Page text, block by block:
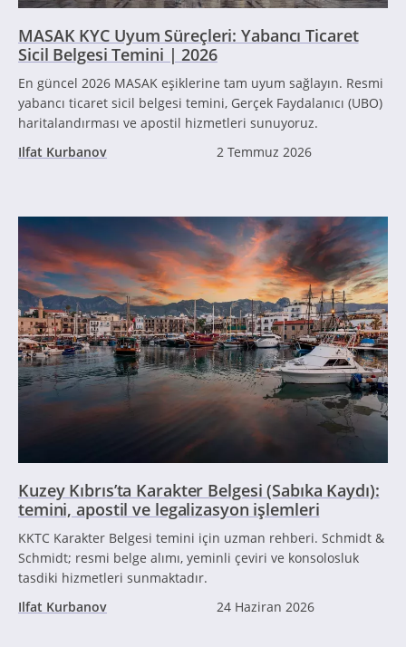
MASAK KYC Uyum Süreçleri: Yabancı Ticaret
Sicil Belgesi Temini | 2026
En güncel 2026 MASAK eşiklerine tam uyum sağlayın. Resmi
yabancı ticaret sicil belgesi temini, Gerçek Faydalanıcı (UBO)
haritalandırması ve apostil hizmetleri sunuyoruz.
Ilfat Kurbanov
2 Temmuz 2026
Kuzey Kıbrıs’ta Karakter Belgesi (Sabıka Kaydı):
temini, apostil ve legalizasyon işlemleri
KKTC Karakter Belgesi temini için uzman rehberi. Schmidt &
Schmidt; resmi belge alımı, yeminli çeviri ve konsolosluk
tasdiki hizmetleri sunmaktadır.
Ilfat Kurbanov
24 Haziran 2026